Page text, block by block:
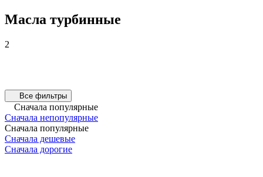
Масла турбинные
2
Все фильтры
Сначала популярные
Сначала непопулярные
Сначала популярные
Сначала дешевые
Сначала дорогие